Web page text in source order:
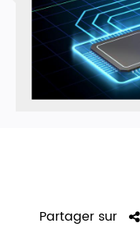
Partager sur